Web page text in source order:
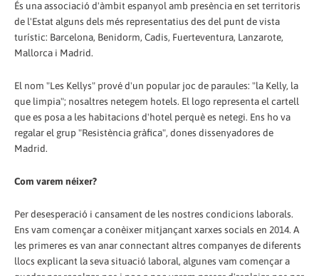
És una associació d'àmbit espanyol amb presència en set territoris
de l'Estat alguns dels més representatius des del punt de vista
turístic: Barcelona, Benidorm, Cadis, Fuerteventura, Lanzarote,
Mallorca i Madrid.
El nom "Les Kellys" prové d'un popular joc de paraules: "la Kelly, la
que limpia"; nosaltres netegem hotels. El logo representa el cartell
que es posa a les habitacions d'hotel perquè es netegi. Ens ho va
regalar el grup "Resistència gràfica", dones dissenyadores de
Madrid.
Com varem néixer?
Per desesperació i cansament de les nostres condicions laborals.
Ens vam començar a conèixer mitjançant xarxes socials en 2014. A
les primeres es van anar connectant altres companyes de diferents
llocs explicant la seva situació laboral, algunes vam començar a